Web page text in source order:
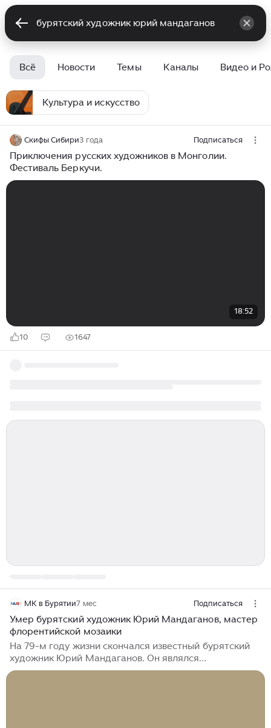
Всё Новости Темы Каналы Видео и
Культура и искусство
Скифы Сибири3 года Подписаться
Приключения русских художников в Монголии.
Фестиваль Беркучи.
18:52
10 1647
МК в Бурятии7 мес Подписаться
Умер бурятский художник Юрий Мандаганов, мастер
флорентийской мозаики
На 79-м году жизни скончался известный бурятский
художник Юрий Мандаганов. Он являлся
единственным в республике и одним из немногих в